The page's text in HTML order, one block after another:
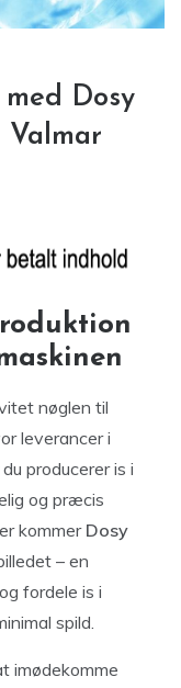
Dosy
Valmar
nøglen til
leverancer i
producerer is i
og præcis
kommer Dosy
– en
fordele is i
spild.
imødekomme